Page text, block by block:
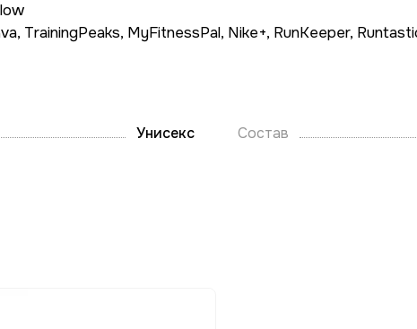
TrainingPeaks, MyFitnessPal, Nike+, RunKeeper,
Унисекс Состав